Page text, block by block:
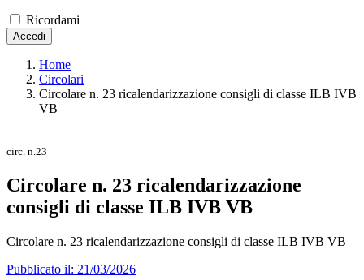
Ricordami
Accedi
Home
Circolari
Circolare n. 23 ricalendarizzazione consigli di classe ILB IVB
VB
circ. n.23
Circolare n. 23 ricalendarizzazione
consigli di classe ILB IVB VB
Circolare n. 23 ricalendarizzazione consigli di classe ILB IVB VB
Pubblicato il: 21/03/2026